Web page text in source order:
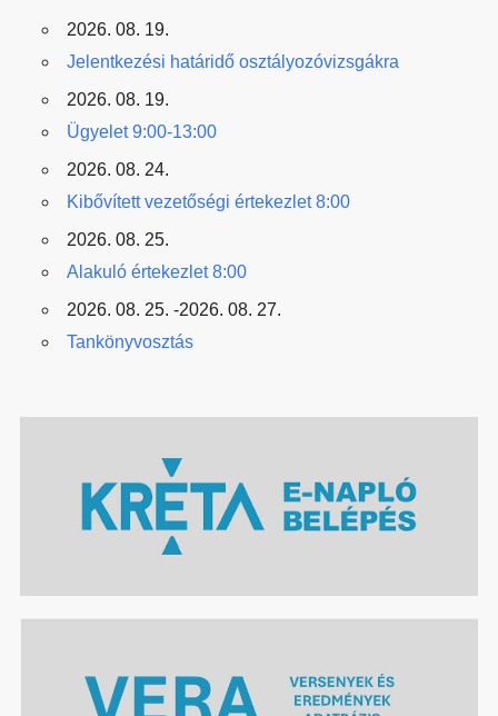
2026. 08. 19.
Jelentkezési határidő osztályozóvizsgákra
2026. 08. 19.
Ügyelet 9:00-13:00
2026. 08. 24.
Kibővített vezetőségi értekezlet 8:00
2026. 08. 25.
Alakuló értekezlet 8:00
2026. 08. 25. -2026. 08. 27.
Tankönyvosztás